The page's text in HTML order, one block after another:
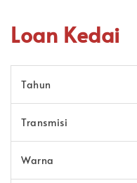
Loan Kedai
Tahun
Transmisi
Warna